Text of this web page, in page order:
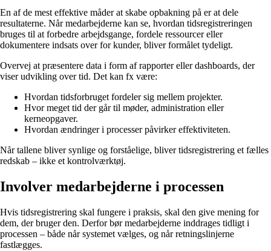
En af de mest effektive måder at skabe opbakning på er at dele
resultaterne. Når medarbejderne kan se, hvordan tidsregistreringen
bruges til at forbedre arbejdsgange, fordele ressourcer eller
dokumentere indsats over for kunder, bliver formålet tydeligt.
Overvej at præsentere data i form af rapporter eller dashboards, der
viser udvikling over tid. Det kan fx være:
Hvordan tidsforbruget fordeler sig mellem projekter.
Hvor meget tid der går til møder, administration eller
kerneopgaver.
Hvordan ændringer i processer påvirker effektiviteten.
Når tallene bliver synlige og forståelige, bliver tidsregistrering et fælles
redskab – ikke et kontrolværktøj.
Involver medarbejderne i processen
Hvis tidsregistrering skal fungere i praksis, skal den give mening for
dem, der bruger den. Derfor bør medarbejderne inddrages tidligt i
processen – både når systemet vælges, og når retningslinjerne
fastlægges.